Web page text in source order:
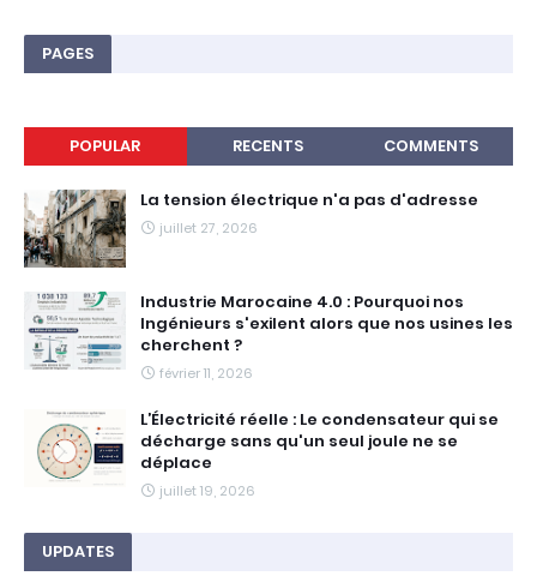
PAGES
POPULAR RECENTS COMMENTS
La tension électrique n'a pas d'adresse
juillet 27, 2026
Industrie Marocaine 4.0 : Pourquoi nos
Ingénieurs s'exilent alors que nos usines les
cherchent ?
février 11, 2026
L’Électricité réelle : Le condensateur qui se
décharge sans qu'un seul joule ne se
déplace
juillet 19, 2026
UPDATES